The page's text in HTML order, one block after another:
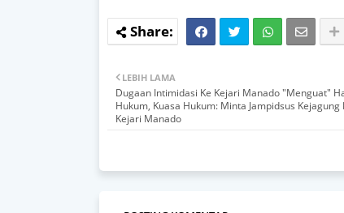
LEBIH LAMA
Dugaan Intimidasi Ke Kejari Manado "Menguat"
Hukum, Kuasa Hukum: Minta Jampidsus Kejagung
Kejari Manado